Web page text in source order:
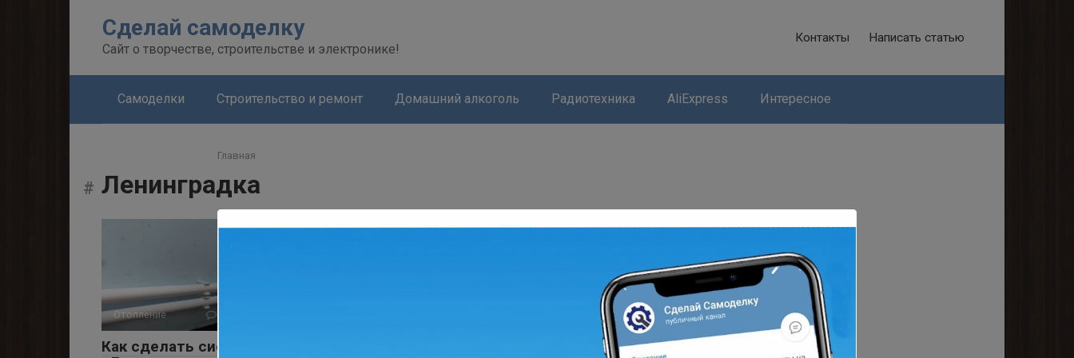
Сделай самоделку
Сайт о творчестве, строительстве и электронике!
Контакты Написать статью
Самоделки Строительство и ремонт Домашний алкоголь Радиотехника AliExpress Интересное
Главная
Ленинградка
Отопление
Как сделать систему отопления